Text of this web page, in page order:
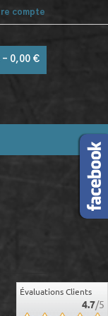
compte
- 0,00 €
Évaluations Clients
4.7/5